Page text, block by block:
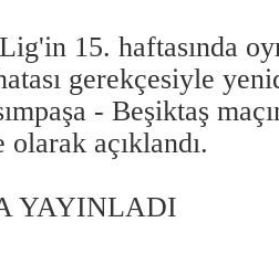
15. haftasında
gerekçesiyle
- Beşiktaş
olarak açıklandı.
YAYINLADI